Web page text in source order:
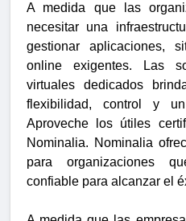
A medida que las
necesitar una
gestionar aplicaciones,
online exigentes. Las
virtuales dedicados
flexibilidad, control y un
Aproveche los útiles
Nominalia. Nominalia
para organizaciones
confiable para alcanzar el